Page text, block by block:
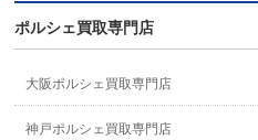
ポルシェ買取専門店
大阪ポルシェ買取専門店
神戸ポルシェ買取専門店